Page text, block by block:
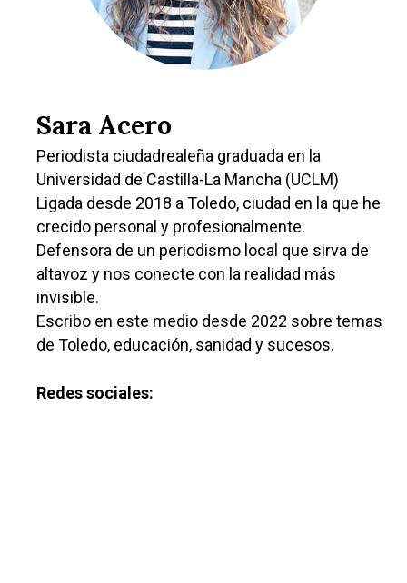
Sara Acero
Periodista ciudadrealeña graduada en la
Universidad de Castilla-La Mancha (UCLM)
Ligada desde 2018 a Toledo, ciudad en la que he
crecido personal y profesionalmente.
Defensora de un periodismo local que sirva de
altavoz y nos conecte con la realidad más
invisible.
Escribo en este medio desde 2022 sobre temas
de Toledo, educación, sanidad y sucesos.
Redes sociales:
Castilla-La
Ciudad Real
Albacete
Economía